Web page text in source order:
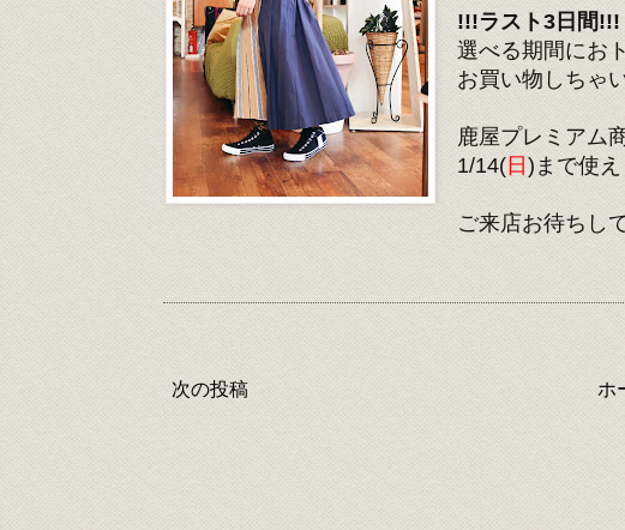
!!!ラスト3日間!!!
選べる期間にお
お買い物しちゃ
鹿屋プレミアム
1/14(日 )まで使
ご来店お待ちし
次の投稿 ホ